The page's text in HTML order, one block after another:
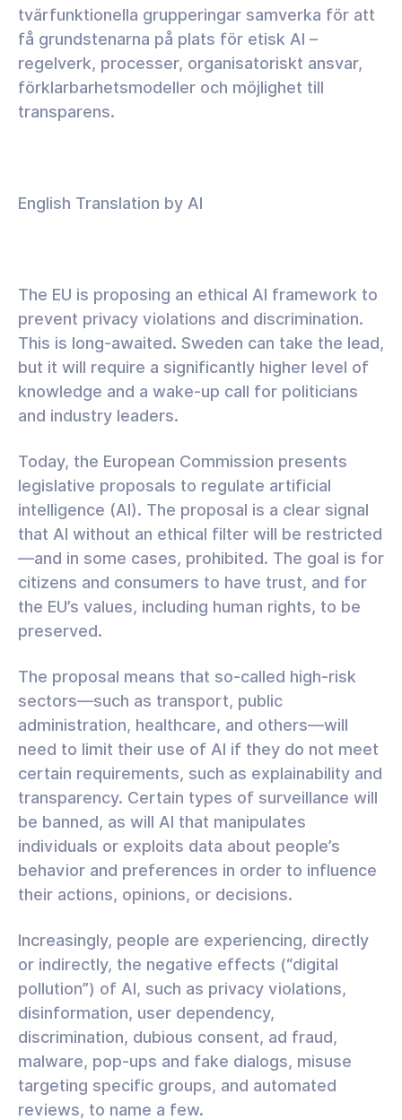
tvärfunktionella grupperingar samverka för att
få grundstenarna på plats för etisk AI –
regelverk, processer, organisatoriskt ansvar,
förklarbarhetsmodeller och möjlighet till
transparens.
English Translation by AI
The EU is proposing an ethical AI framework to
prevent privacy violations and discrimination.
This is long-awaited. Sweden can take the lead,
but it will require a significantly higher level of
knowledge and a wake-up call for politicians
and industry leaders.
Today, the European Commission presents
legislative proposals to regulate artificial
intelligence (AI). The proposal is a clear signal
that AI without an ethical filter will be restricted
—and in some cases, prohibited. The goal is for
citizens and consumers to have trust, and for
the EU’s values, including human rights, to be
preserved.
The proposal means that so-called high-risk
sectors—such as transport, public
administration, healthcare, and others—will
need to limit their use of AI if they do not meet
certain requirements, such as explainability and
transparency. Certain types of surveillance will
be banned, as will AI that manipulates
individuals or exploits data about people’s
behavior and preferences in order to influence
their actions, opinions, or decisions.
Increasingly, people are experiencing, directly
or indirectly, the negative effects (“digital
pollution”) of AI, such as privacy violations,
disinformation, user dependency,
discrimination, dubious consent, ad fraud,
malware, pop-ups and fake dialogs, misuse
targeting specific groups, and automated
reviews, to name a few.